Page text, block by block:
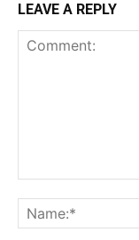
LEAVE A REPLY